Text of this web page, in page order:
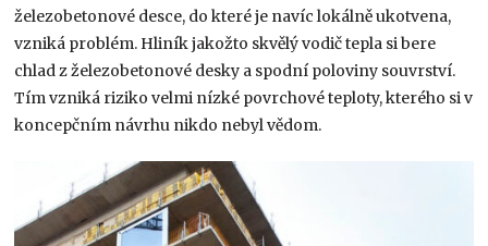
železobetonové desce, do které je navíc lokálně ukotvena,
vzniká problém. Hliník jakožto skvělý vodič tepla si bere
chlad z železobetonové desky a spodní poloviny souvrství.
Tím vzniká riziko velmi nízké povrchové teploty, kterého si v
koncepčním návrhu nikdo nebyl vědom.